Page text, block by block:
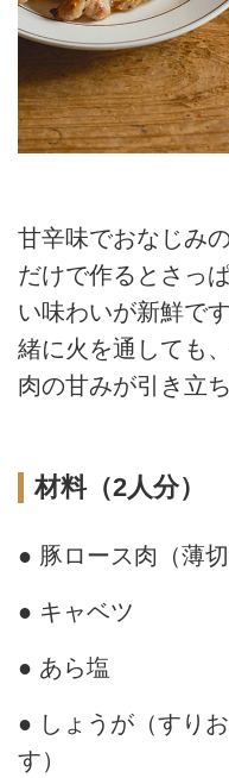
甘辛味でおなじみ
だけで作るとさっ
い味わいが新鮮で
緒に火を通しても
肉の甘みが引き立ち
材料（2人分）
● 豚ロース肉（薄切
● キャベツ
● あら塩
● しょうが（すり
す）